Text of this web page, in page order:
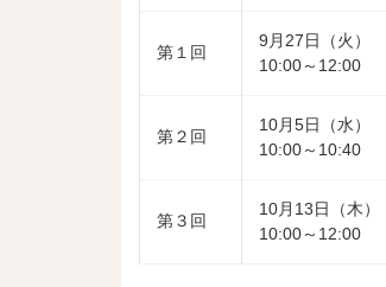
第１回
9月27日（火）
10:00～12:00
第２回
10月5日（水）
10:00～10:40
第３回
10月13日（木）
10:00～12:00